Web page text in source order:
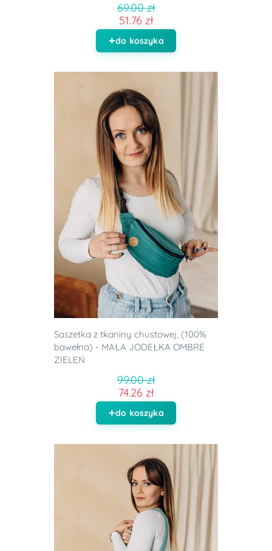
69.00 zł
51.76 zł
do koszyka
Saszetka z tkaniny chustowej, (100%
bawełna) - MAŁA JODEŁKA OMBRE
ZIELEŃ
99.00 zł
74.26 zł
do koszyka